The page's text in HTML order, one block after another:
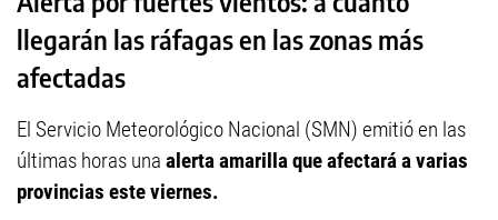
llegarán las ráfagas en las zonas más
afectadas
El Servicio Meteorológico Nacional (SMN) emitió en las
últimas horas una alerta amarilla que afectará a varias
provincias este viernes.